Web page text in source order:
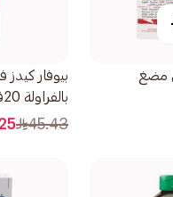
مضغ
بيوفار كيدز
بالفراولة 20قرص
45.43